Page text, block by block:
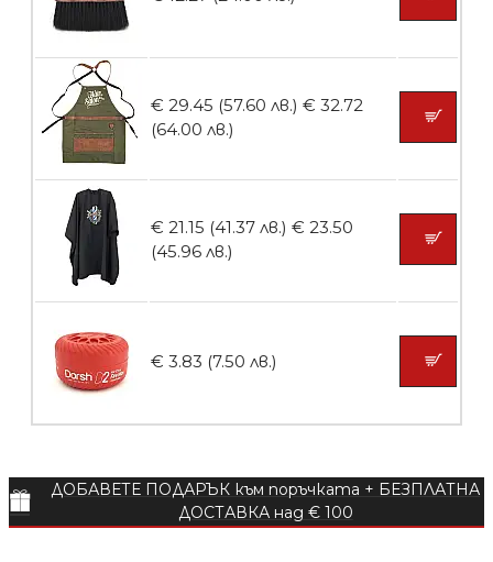
БЕЗПЛАТНО
Пила тип ренде 2в1
БЕЗПЛАТНО
Пила за нокти
€ 29.45 (57.60 лв.) € 32.72
(64.00 лв.)
€ 21.15 (41.37 лв.) € 23.50
(45.96 лв.)
€ 3.83 (7.50 лв.)
ДОБАВЕТЕ ПОДАРЪК към поръчката + БЕЗПЛАТНА
ДОСТАВКА над € 100